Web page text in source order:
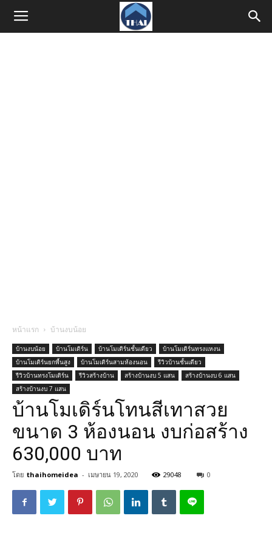
หน้าแรก บ้านงบน้อย
บ้านงบน้อย บ้านโมเดิร์น บ้านโมเดิร์นชั้นเดียว
บ้านโมเดิร์นทรงแหงน
บ้านโมเดิร์นยกพื้นสูง
บ้านโมเดิร์นสามห้องนอน
รีวิวบ้านชั้นเดียว
รีวิวบ้านทรงโมเดิร์น
รีวิวสร้างบ้าน สร้างบ้านงบ 5 แสน
สร้างบ้านงบ 6 แสน
สร้างบ้านงบ 7 แสน
บ้านโมเดิร์นโทนสีเทาสวย
ขนาด 3 ห้องนอน งบก่อสร้าง
630,000 บาท
โดย thaihomeidea - เมษายน 19, 2020 29048 0